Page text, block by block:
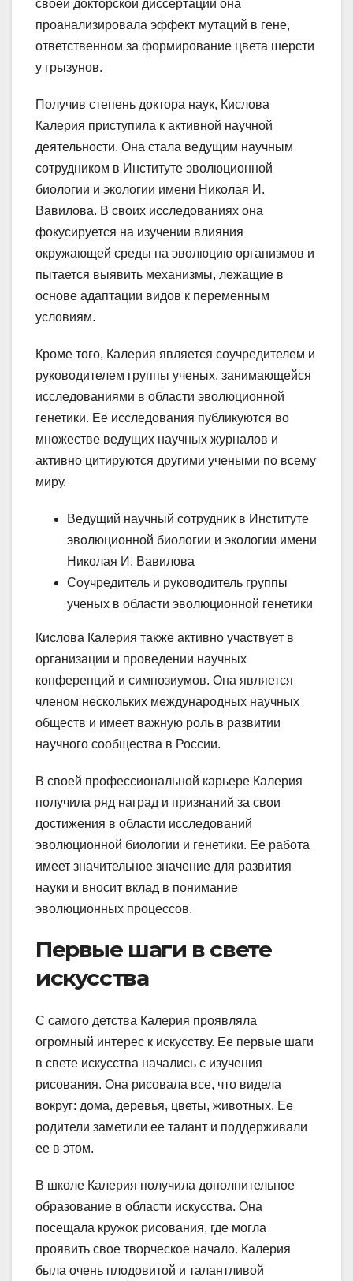
своей докторской диссертации она
проанализировала эффект мутаций в гене,
ответственном за формирование цвета шерсти
у грызунов.
Получив степень доктора наук, Кислова
Калерия приступила к активной научной
деятельности. Она стала ведущим научным
сотрудником в Институте эволюционной
биологии и экологии имени Николая И.
Вавилова. В своих исследованиях она
фокусируется на изучении влияния
окружающей среды на эволюцию организмов и
пытается выявить механизмы, лежащие в
основе адаптации видов к переменным
условиям.
Кроме того, Калерия является соучредителем и
руководителем группы ученых, занимающейся
исследованиями в области эволюционной
генетики. Ее исследования публикуются во
множестве ведущих научных журналов и
активно цитируются другими учеными по всему
миру.
Ведущий научный сотрудник в Институте
эволюционной биологии и экологии имени
Николая И. Вавилова
Соучредитель и руководитель группы
ученых в области эволюционной генетики
Кислова Калерия также активно участвует в
организации и проведении научных
конференций и симпозиумов. Она является
членом нескольких международных научных
обществ и имеет важную роль в развитии
научного сообщества в России.
В своей профессиональной карьере Калерия
получила ряд наград и признаний за свои
достижения в области исследований
эволюционной биологии и генетики. Ее работа
имеет значительное значение для развития
науки и вносит вклад в понимание
эволюционных процессов.
Первые шаги в свете
искусства
С самого детства Калерия проявляла
огромный интерес к искусству. Ее первые шаги
в свете искусства начались с изучения
рисования. Она рисовала все, что видела
вокруг: дома, деревья, цветы, животных. Ее
родители заметили ее талант и поддерживали
ее в этом.
В школе Калерия получила дополнительное
образование в области искусства. Она
посещала кружок рисования, где могла
проявить свое творческое начало. Калерия
была очень плодовитой и талантливой